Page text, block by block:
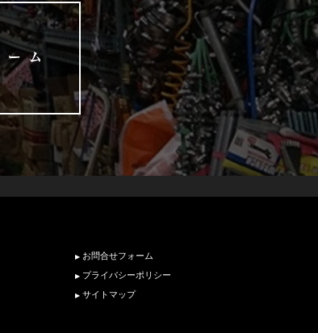
お問合せフォーム
プライバシーポリシー
サイトマップ